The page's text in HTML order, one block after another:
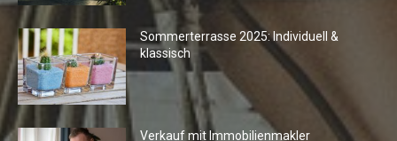
Sommerterrasse 2025: Individuell &
klassisch
Verkauf mit Immobilienmakler